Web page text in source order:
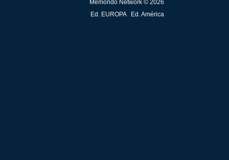
Memondo Network © 2026
Ed. EUROPA
Ed. América